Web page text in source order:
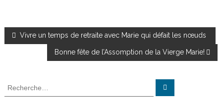
N
v
Vivre un temps de retraite avec Marie qui défait les nœuds
Bonne fête de l’Assomption de la Vierge Marie!
R